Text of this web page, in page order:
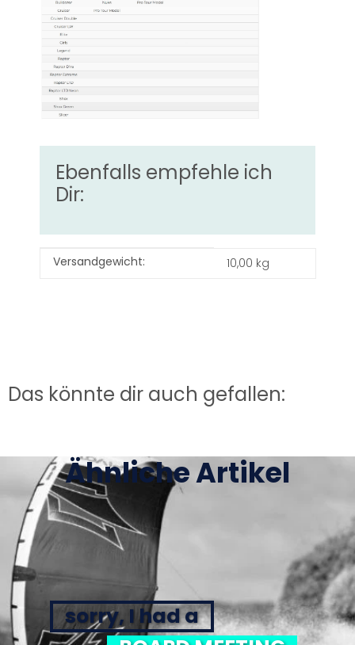
Ebenfalls empfehle ich
Dir:
Produkteigenschaft
Wert
Versandgewicht: 10,00 kg
Das könnte dir auch gefallen:
Ähnliche Artikel
sorry, I had a